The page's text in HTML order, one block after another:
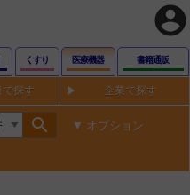
account_circle
くすり 医療機器 書籍通販
探す 企業で探す
search オプション